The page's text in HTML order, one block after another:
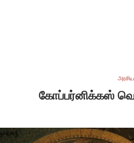
கோப்பர்னிக்கஸ்